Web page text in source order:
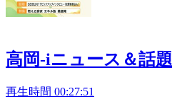
高岡-iニュース＆話
再生時間 00:27:51